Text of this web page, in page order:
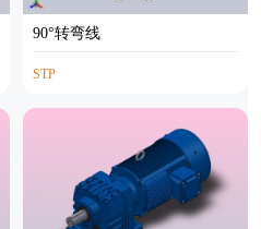
90°转弯线
STP